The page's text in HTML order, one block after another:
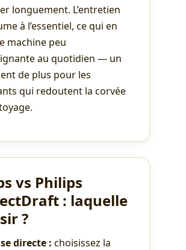
longuement. L’entretien
à l’essentiel, ce qui en
machine peu
au quotidien — un
de plus pour les
qui redoutent la corvée
vs Philips
: laquelle
?
directe : choisissez la